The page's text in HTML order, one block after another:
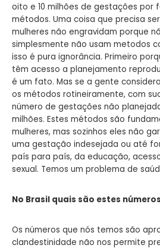
oito e 10 milhões de gestações por
métodos. Uma coisa que precisa
mulheres não engravidam porque
simplesmente não usam metodos
isso é pura ignorância. Primeiro
têm acesso a planejamento
é um fato. Mas se a gente
os métodos rotineiramente, com
número de gestações não
milhões. Estes métodos são
mulheres, mas sozinhos eles não
uma gestação indesejada ou até
país para país, da educação,
sexual. Temos um problema de
No Brasil quais são estes
Os números que nós temos são
clandestinidade não nos permite